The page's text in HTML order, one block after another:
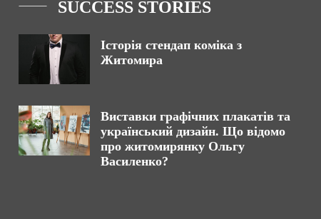
SUCCESS STORIES
Історія стендап коміка з
Житомира
Виставки графічних плакатів та
український дизайн. Що відомо
про житомирянку Ольгу
Василенко?